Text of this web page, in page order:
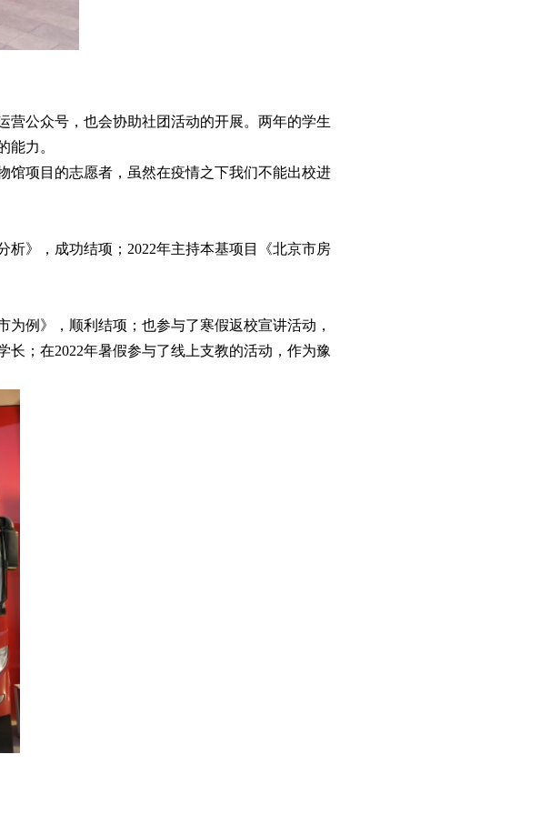
营公众号，也会协助社团活动的开展。两年的学生
能力。
馆项目的志愿者，虽然在疫情之下我们不能出校进
》，成功结项；2022年主持本基项目《北京市房
例》，顺利结项；也参与了寒假返校宣讲活动，
；在2022年暑假参与了线上支教的活动，作为豫